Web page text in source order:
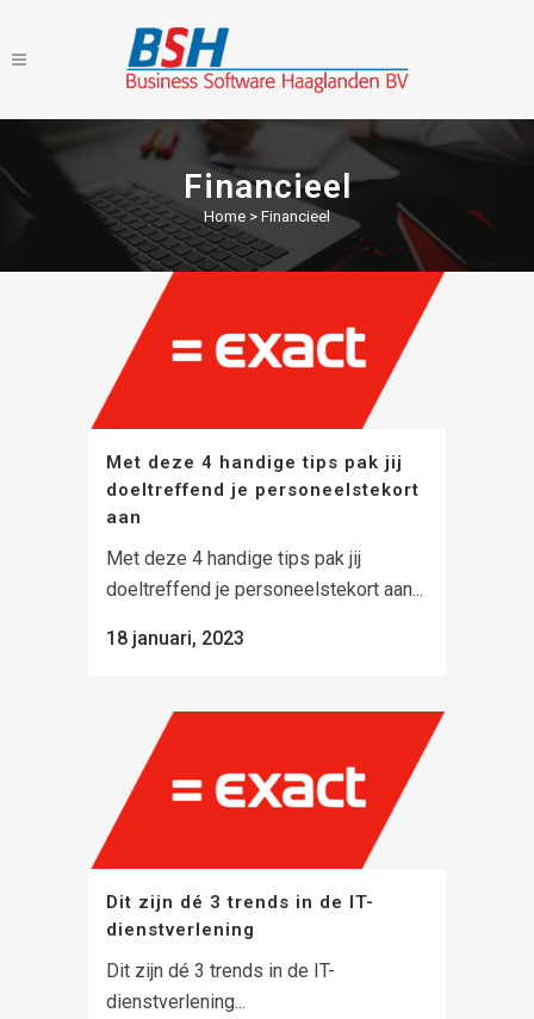
Financieel
Home > Financieel
Met deze 4 handige tips pak jij
doeltreffend je personeelstekort
aan
Met deze 4 handige tips pak jij
doeltreffend je personeelstekort aan...
18 januari, 2023
Dit zijn dé 3 trends in de IT-
dienstverlening
Dit zijn dé 3 trends in de IT-
dienstverlening...